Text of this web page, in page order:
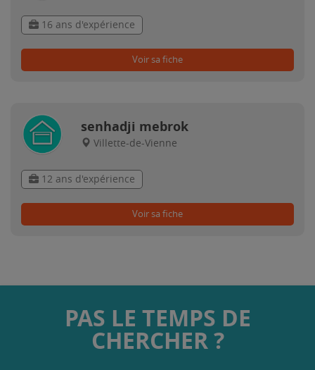
16 ans d'expérience
Voir sa fiche
senhadji mebrok
Villette-de-Vienne
12 ans d'expérience
Voir sa fiche
PAS LE TEMPS DE
CHERCHER ?